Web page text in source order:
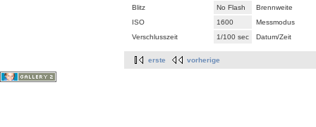
Blitz
No Flash
Brennweite
ISO
1600
Messmodus
Verschlusszeit
1/100 sec Datum/Zeit
erste vorherige